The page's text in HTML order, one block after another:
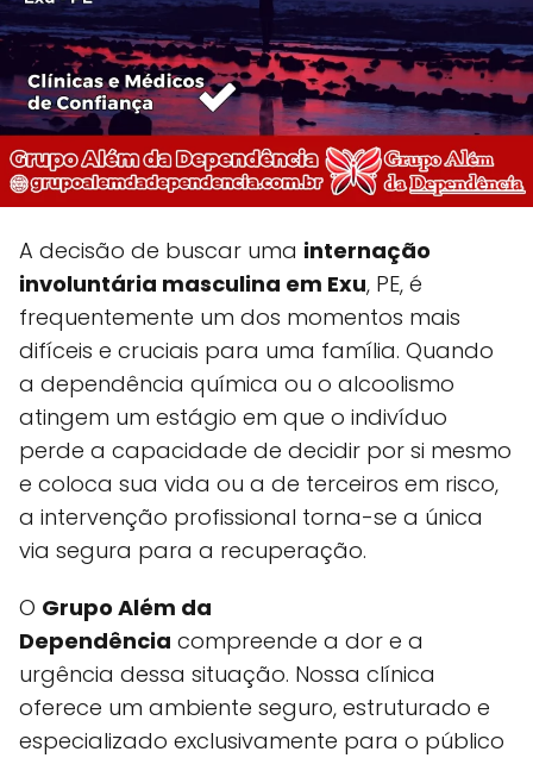
A decisão de buscar uma internação
involuntária masculina em Exu, PE, é
frequentemente um dos momentos mais
difíceis e cruciais para uma família. Quando
a dependência química ou o alcoolismo
atingem um estágio em que o indivíduo
perde a capacidade de decidir por si mesmo
e coloca sua vida ou a de terceiros em risco,
a intervenção profissional torna-se a única
via segura para a recuperação.
O Grupo Além da
Dependência compreende a dor e a
urgência dessa situação. Nossa clínica
oferece um ambiente seguro, estruturado e
especializado exclusivamente para o público